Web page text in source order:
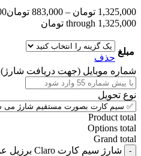
1,325,000 تومان –
883,000 تومان
through 1,325,000 تومان
مبلغ
حذف
شماره موبایل (جهت دریافت شارژ)
نوع تحویل
Product total
Options total
Grand total
شارژ سیم کارت Claro برزیل عدد